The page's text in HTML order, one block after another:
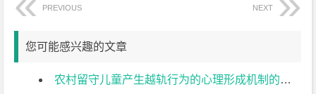
PREVIOUS NEXT
您可能感兴趣的文章
农村留守儿童产生越轨行为的心理形成机制的研究文献综述